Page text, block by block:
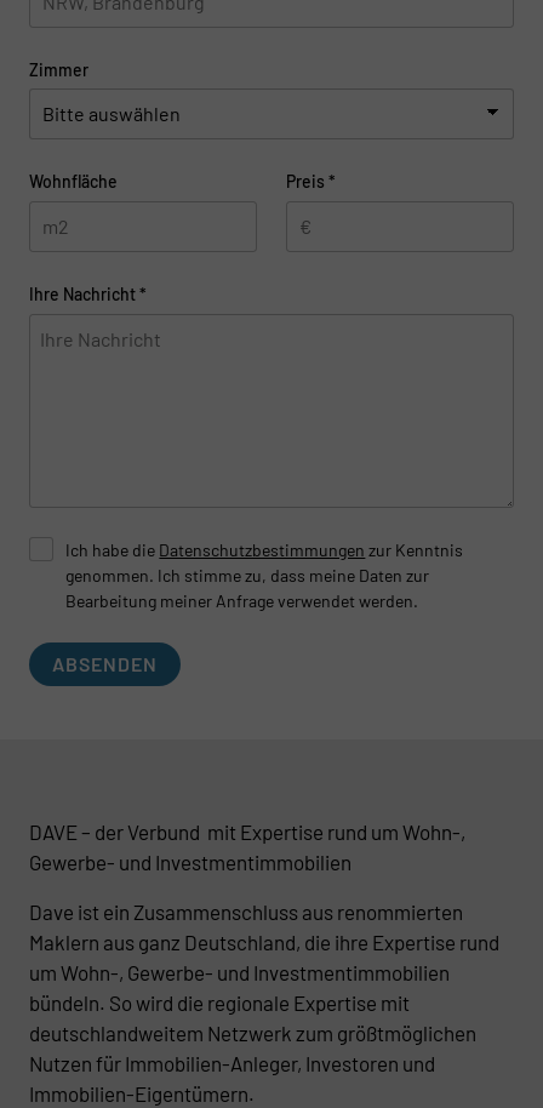
Zimmer
Wohnfläche Preis *
Ihre Nachricht*
Ich habe die Datenschutzbestimmungen zur Kenntnis
genommen. Ich stimme zu, dass meine Daten zur
Bearbeitung meiner Anfrage verwendet werden.
ABSENDEN
DAVE – der Verbund mit Expertise rund um Wohn-,
Gewerbe- und Investmentimmobilien
Dave ist ein Zusammenschluss aus renommierten
Maklern aus ganz Deutschland, die ihre Expertise rund
um Wohn-, Gewerbe- und Investmentimmobilien
bündeln. So wird die regionale Expertise mit
deutschlandweitem Netzwerk zum größtmöglichen
Nutzen für Immobilien-Anleger, Investoren und
Immobilien-Eigentümern.